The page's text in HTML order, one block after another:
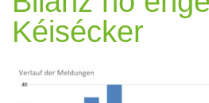
Kéisécker